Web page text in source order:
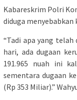
Kabareskrim Polri
diduga menyebabkan
“Tadi apa yang
hari, ada dugaan
191.965 nuah ini
sementara dugaan
(Rp 353 Miliar).”